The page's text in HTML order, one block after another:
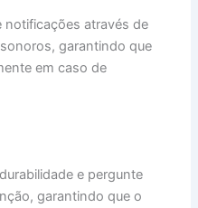
notificações através de
garantindo que
em caso de
e pergunte
garantindo que o